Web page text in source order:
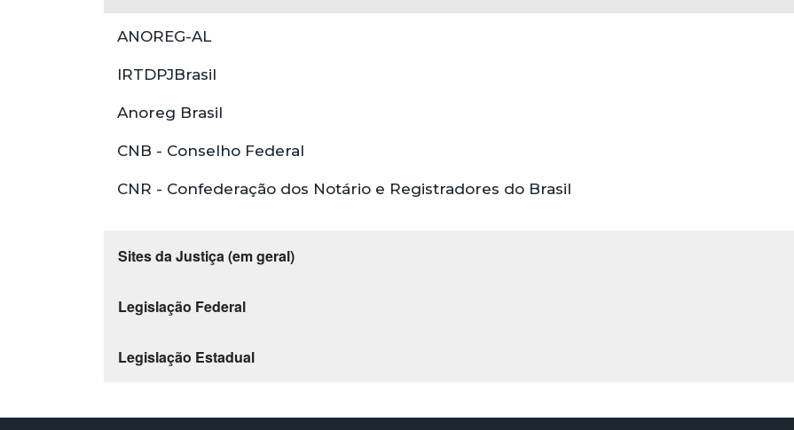
ANOREG-AL
IRTDPJBrasil
Anoreg Brasil
CNB - Conselho Federal
CNR - Confederação dos Notário e Registradores do Brasil
Sites da Justiça (em geral)
Legislação Federal
Legislação Estadual